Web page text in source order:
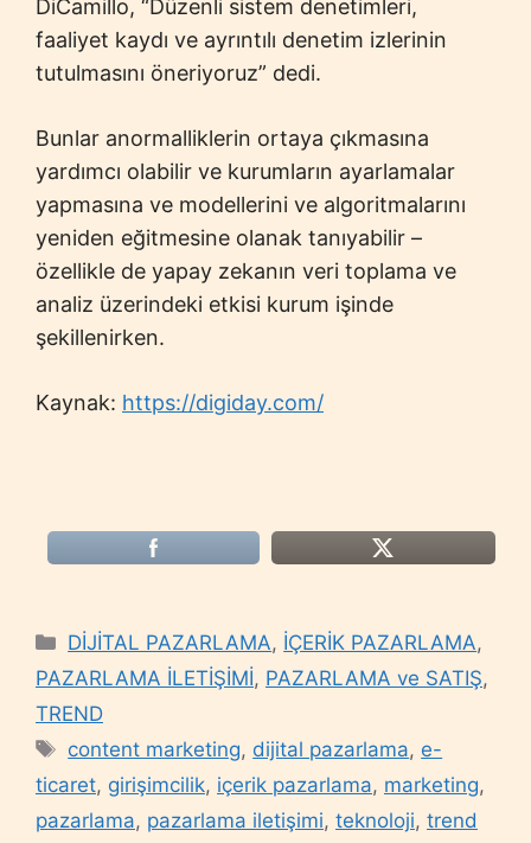
DiCamillo, “Düzenli sistem denetimleri,
faaliyet kaydı ve ayrıntılı denetim izlerinin
tutulmasını öneriyoruz” dedi.
Bunlar anormalliklerin ortaya çıkmasına
yardımcı olabilir ve kurumların ayarlamalar
yapmasına ve modellerini ve algoritmalarını
yeniden eğitmesine olanak tanıyabilir –
özellikle de yapay zekanın veri toplama ve
analiz üzerindeki etkisi kurum işinde
şekillenirken.
Kaynak: https://digiday.com/
Categories
DİJİTAL PAZARLAMA, İÇERİK PAZARLAMA,
PAZARLAMA İLETİŞİMİ, PAZARLAMA ve SATIŞ,
TREND
Tags
content marketing, dijital pazarlama, e-
ticaret, girişimcilik, içerik pazarlama, marketing,
pazarlama, pazarlama iletişimi, teknoloji, trend